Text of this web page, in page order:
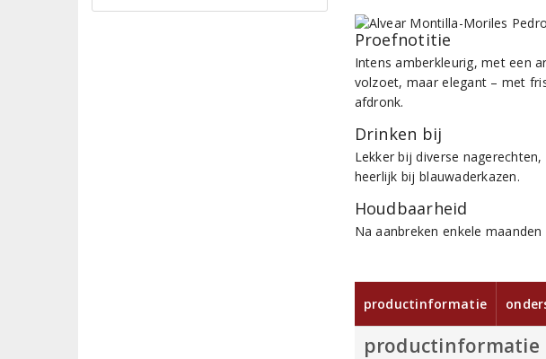
Proefnotitie
Intens amberkleurig, met een
volzoet, maar elegant – met
afdronk.
Drinken bij
Lekker bij diverse
heerlijk bij blauwaderkazen.
Houdbaarheid
Na aanbreken enkele maanden
productinformatie
productinformatie